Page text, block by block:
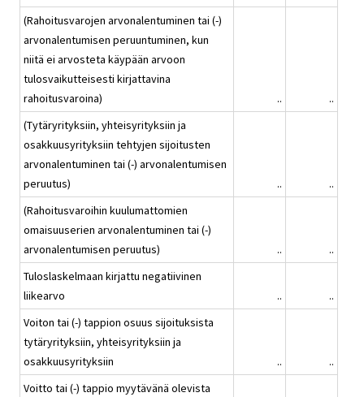
(Rahoitusvarojen arvonalentuminen tai (-)
arvonalentumisen peruuntuminen, kun
niitä ei arvosteta käypään arvoon
tulosvaikutteisesti kirjattavina
rahoitusvaroina)
..
..
(Tytäryrityksiin, yhteisyrityksiin ja
osakkuusyrityksiin tehtyjen sijoitusten
arvonalentuminen tai (-) arvonalentumisen
peruutus)
..
..
(Rahoitusvaroihin kuulumattomien
omaisuuserien arvonalentuminen tai (-)
arvonalentumisen peruutus)
..
..
Tuloslaskelmaan kirjattu negatiivinen
liikearvo
..
..
Voiton tai (-) tappion osuus sijoituksista
tytäryrityksiin, yhteisyrityksiin ja
osakkuusyrityksiin
..
..
Voitto tai (-) tappio myytävänä olevista